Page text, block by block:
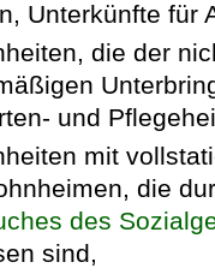
Unterkünfte für
die der
und
mit
die
des
sind,